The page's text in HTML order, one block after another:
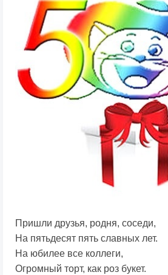
Пришли друзья, родня, соседи,
На пятьдесят пять славных лет.
На юбилее все коллеги,
Огромный торт, как роз букет.